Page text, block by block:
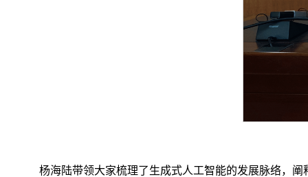
杨海陆带领大家梳理了生成式人工智能的发展脉络，